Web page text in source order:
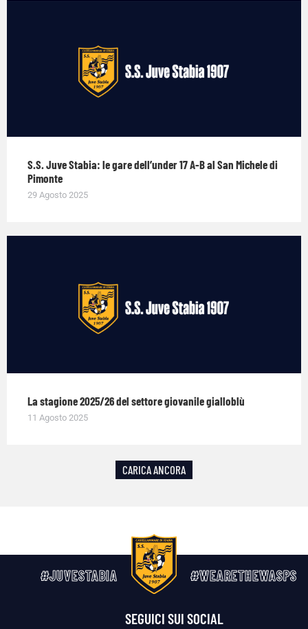
S.S. Juve Stabia: le gare dell’under 17 A-B al San Michele di
Pimonte
29 Agosto 2025
La stagione 2025/26 del settore giovanile gialloblù
11 Agosto 2025
CARICA ANCORA
#JUVESTABIA #WEARETHEWASPS
SEGUICI SUI SOCIAL